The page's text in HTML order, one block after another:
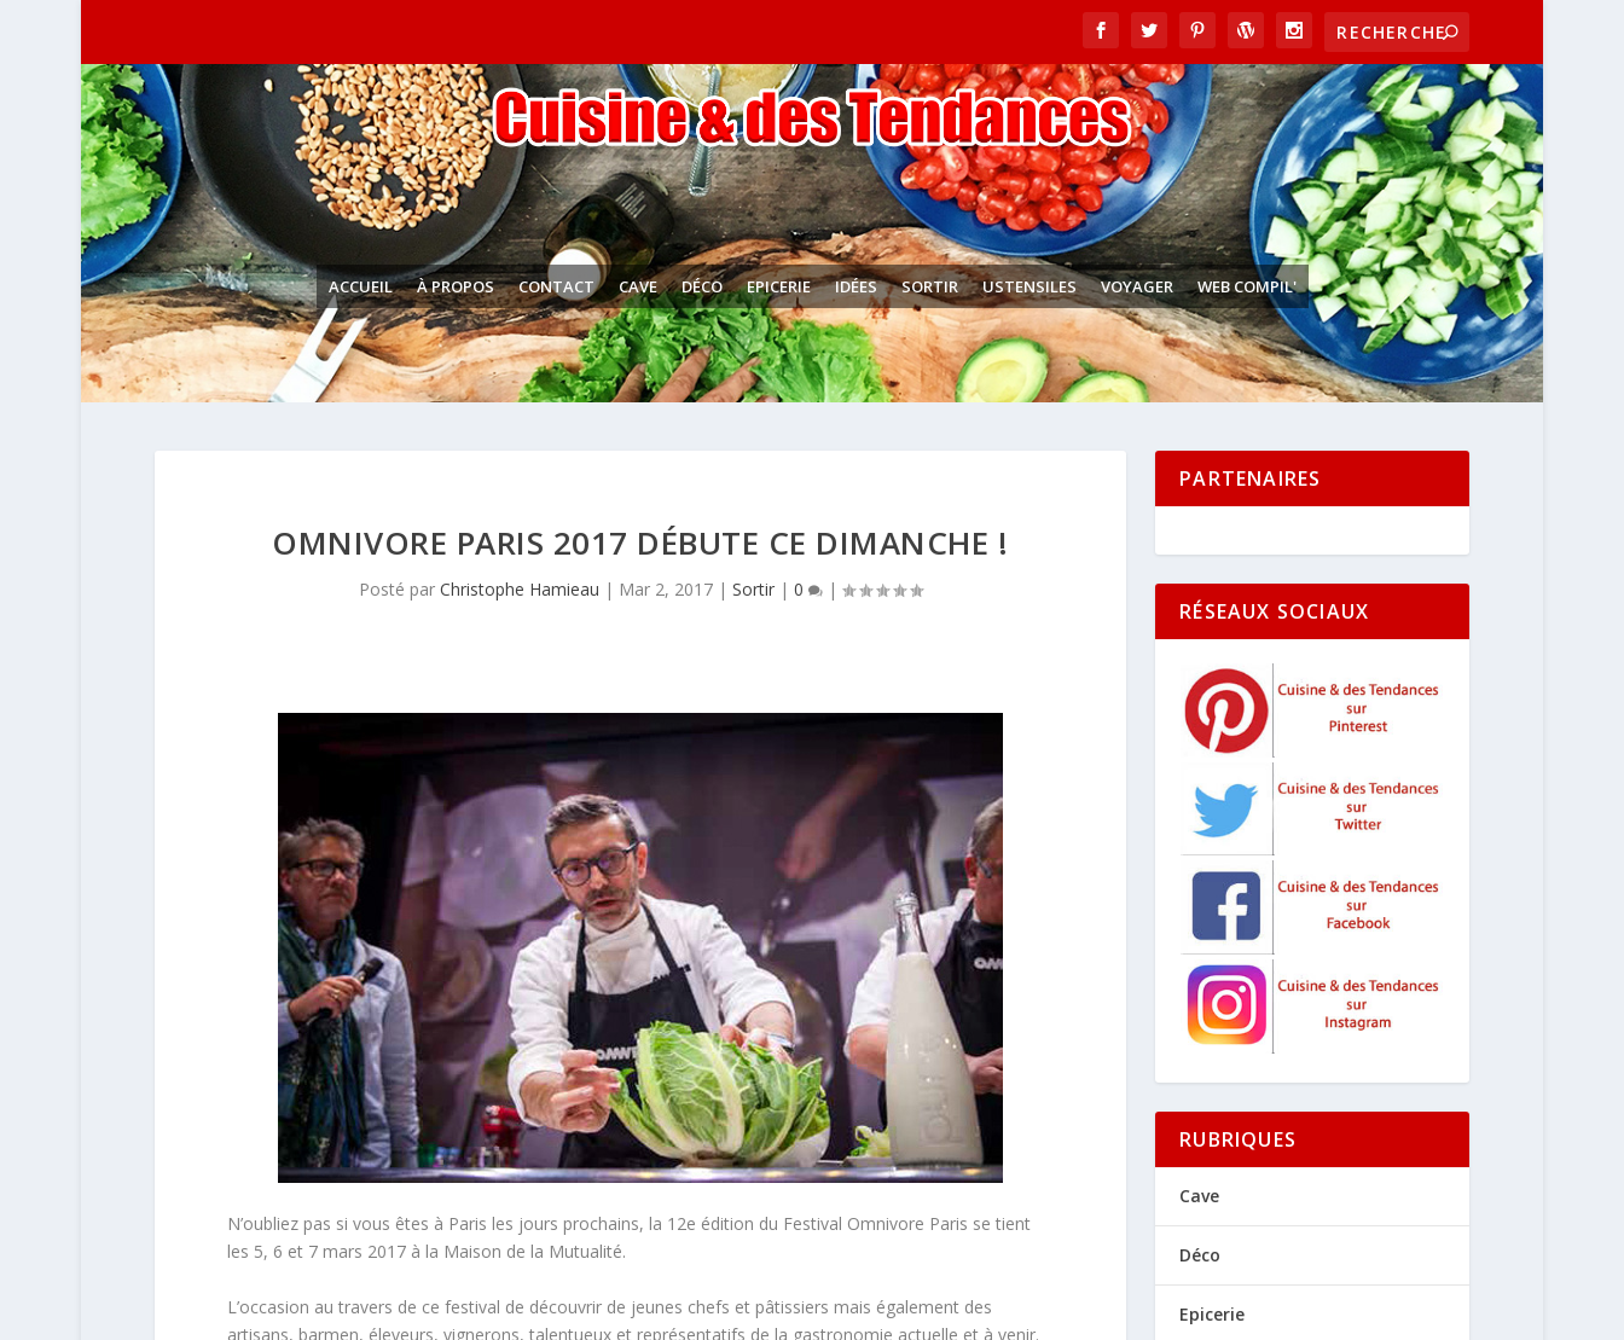
ACCUEIL À PROPOS CONTACT CAVE DÉCO EPICERIE IDÉES SORTIR USTENSILES VOYAGER WEB COMPIL'
OMNIVORE PARIS 2017 DÉBUTE CE DIMANCHE !
Posté par Christophe Hamieau | Mar 2, 2017| Sortir| 0 |
N’oubliez pas si vous êtes à Paris les jours prochains, la 12e édition du Festival Omnivore Paris se tient
les 5, 6 et 7 mars 2017 à la Maison de la Mutualité.
L’occasion au travers de ce festival de découvrir de jeunes chefs et pâtissiers mais également des
artisans, barmen, éleveurs, vignerons, talentueux et représentatifs de la gastronomie actuelle et à venir.
PARTENAIRES
RÉSEAUX SOCIAUX
RUBRIQUES
Cave
Déco
Epicerie